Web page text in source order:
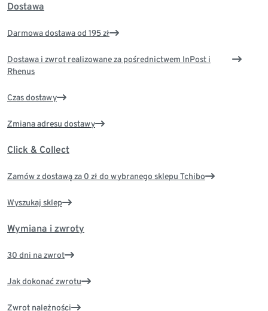
Dostawa
Darmowa dostawa od 195 zł
Dostawa i zwrot realizowane za pośrednictwem InPost i
Rhenus
Czas dostawy
Zmiana adresu dostawy
Click & Collect
Zamów z dostawą za 0 zł do wybranego sklepu Tchibo
Wyszukaj sklep
Wymiana i zwroty
30 dni na zwrot
Jak dokonać zwrotu
Zwrot należności